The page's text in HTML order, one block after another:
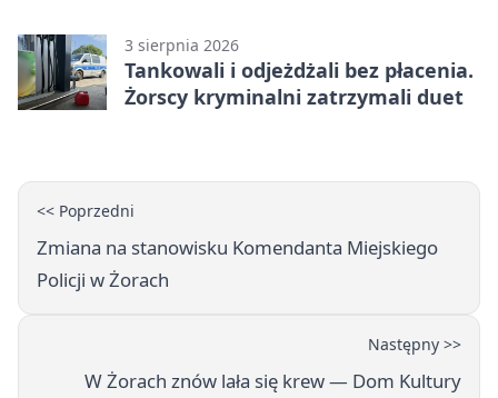
3 sierpnia 2026
Tankowali i odjeżdżali bez płacenia.
Żorscy kryminalni zatrzymali duet
<< Poprzedni
Zmiana na stanowisku Komendanta Miejskiego
Policji w Żorach
Następny >>
W Żorach znów lała się krew — Dom Kultury